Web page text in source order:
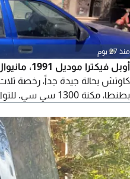
منذ 27 يوم
أوبل
كاوتش بحالة جيدة جداً، رخصة
بطنطا، مكنة 1300 سي سي. للتواصل.